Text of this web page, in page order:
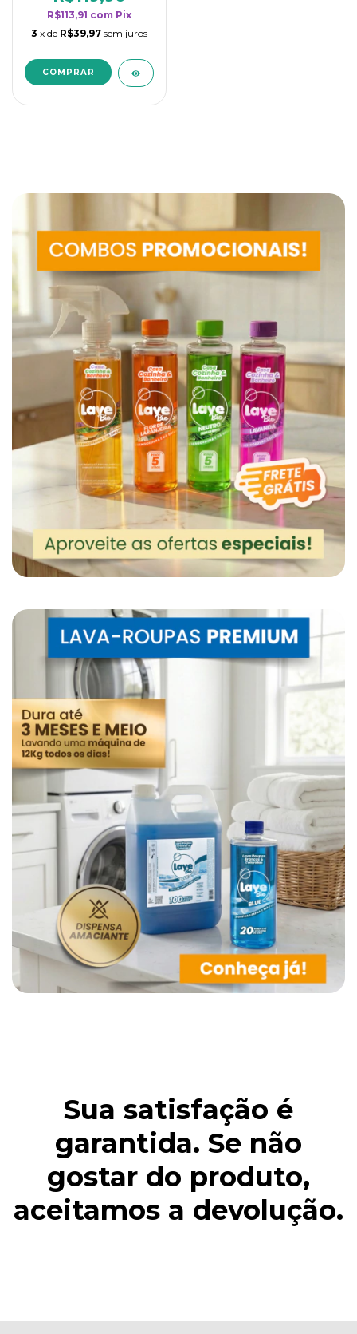
R$113,91 com Pix
3 x de R$39,97 sem juros
Sua satisfação é
garantida. Se não
gostar do produto,
aceitamos a devolução.